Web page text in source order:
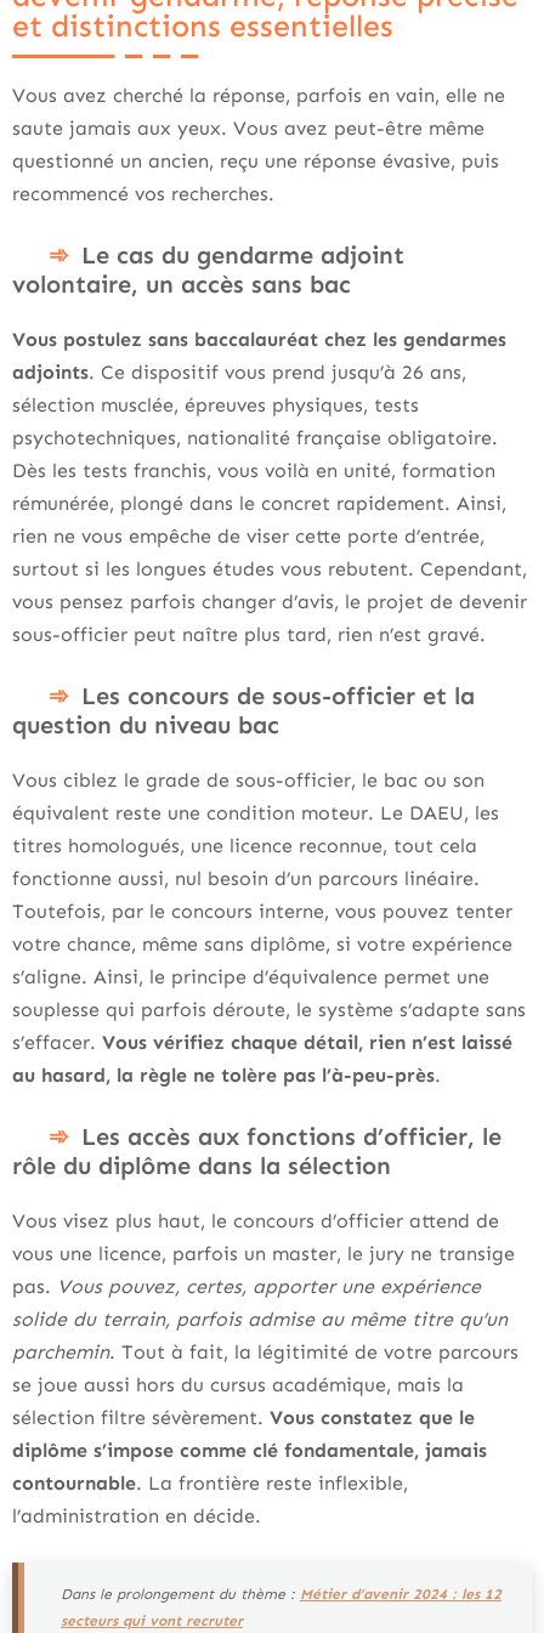
et distinctions essentielles
Vous avez cherché la réponse, parfois en vain, elle ne
saute jamais aux yeux. Vous avez peut-être même
questionné un ancien, reçu une réponse évasive, puis
recommencé vos recherches.
Le cas du gendarme adjoint
volontaire, un accès sans bac
Vous postulez sans baccalauréat chez les gendarmes
adjoints. Ce dispositif vous prend jusqu’à 26 ans,
sélection musclée, épreuves physiques, tests
psychotechniques, nationalité française obligatoire.
Dès les tests franchis, vous voilà en unité, formation
rémunérée, plongé dans le concret rapidement. Ainsi,
rien ne vous empêche de viser cette porte d’entrée,
surtout si les longues études vous rebutent. Cependant,
vous pensez parfois changer d’avis, le projet de devenir
sous-officier peut naître plus tard, rien n’est gravé.
Les concours de sous-officier et la
question du niveau bac
Vous ciblez le grade de sous-officier, le bac ou son
équivalent reste une condition moteur. Le DAEU, les
titres homologués, une licence reconnue, tout cela
fonctionne aussi, nul besoin d’un parcours linéaire.
Toutefois, par le concours interne, vous pouvez tenter
votre chance, même sans diplôme, si votre expérience
s’aligne. Ainsi, le principe d’équivalence permet une
souplesse qui parfois déroute, le système s’adapte sans
s’effacer. Vous vérifiez chaque détail, rien n’est laissé
au hasard, la règle ne tolère pas l’à-peu-près.
Les accès aux fonctions d’officier, le
rôle du diplôme dans la sélection
Vous visez plus haut, le concours d’officier attend de
vous une licence, parfois un master, le jury ne transige
pas. Vous pouvez, certes, apporter une expérience
solide du terrain, parfois admise au même titre qu’un
parchemin. Tout à fait, la légitimité de votre parcours
se joue aussi hors du cursus académique, mais la
sélection filtre sévèrement. Vous constatez que le
diplôme s’impose comme clé fondamentale, jamais
contournable. La frontière reste inflexible,
l’administration en décide.
Dans le prolongement du thème : Métier d’avenir 2024 : les 12
secteurs qui vont recruter